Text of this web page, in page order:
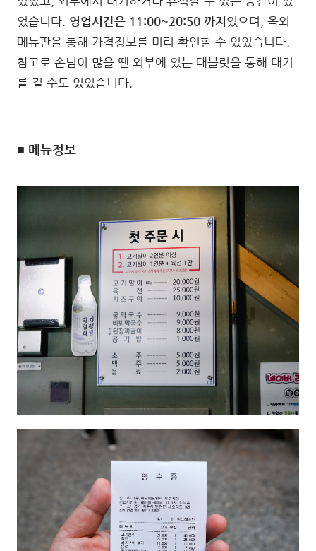
었습니다. 영업시간은 11:00~20:50 까지 였으며, 옥외
메뉴판을 통해 가격정보를 미리 확인할 수 있었습니다.
참고로 손님이 많을 땐 외부에 있는 태블릿을 통해 대기
를 걸 수도 있었습니다.
■ 메뉴정보